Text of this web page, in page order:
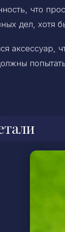
что
дел, хотя
аксессуар,